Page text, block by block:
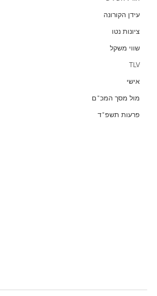
עידן הקורונה
ציונות נטו
שווי משקל
TLV
אישי
מול מסך המכ"ם
פרעות תשפ"ד